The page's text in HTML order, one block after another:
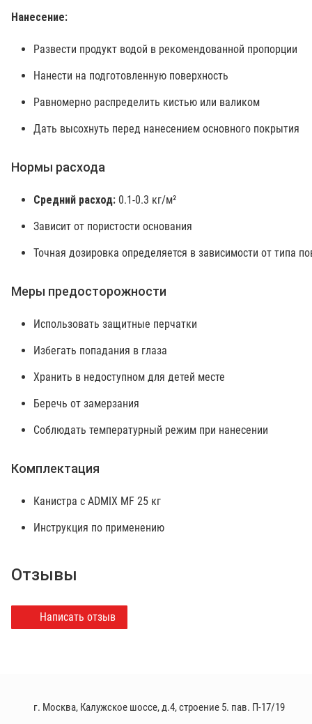
Нанесение:
Развести продукт водой в рекомендованной пропорции
Нанести на подготовленную поверхность
Равномерно распределить кистью или валиком
Дать высохнуть перед нанесением основного покрытия
Нормы расхода
Средний расход: 0.1-0.3 кг/м²
Зависит от пористости основания
Точная дозировка определяется в зависимости от типа
Меры предосторожности
Использовать защитные перчатки
Избегать попадания в глаза
Хранить в недоступном для детей месте
Беречь от замерзания
Соблюдать температурный режим при нанесении
Комплектация
Канистра с ADMIX MF 25 кг
Инструкция по применению
Отзывы
Написать отзыв
г. Москва, Калужское шоссе, д.4, строение 5. пав. П-17/19